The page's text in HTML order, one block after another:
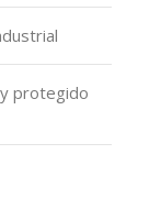
protegido